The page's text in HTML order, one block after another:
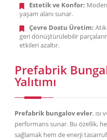
Estetik ve Konfor:
yaşam alanı sunar.
Çevre Dostu Üretim:
geri dönüştürülebilir
etkileri azaltır.
Prefabrik
Yalıtımı
Prefabrik bungalov evler, ısı
performans sunar. Bu özellik,
sağlamak hem de enerji